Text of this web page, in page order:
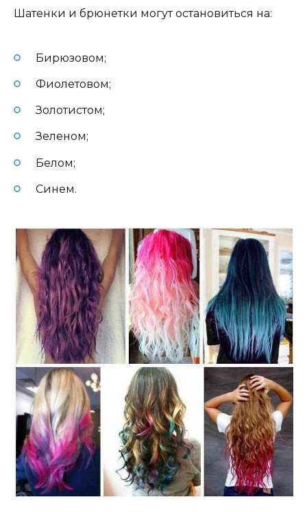
Шатенки и брюнетки могут остановиться на:
Бирюзовом;
Фиолетовом;
Золотистом;
Зеленом;
Белом;
Синем.